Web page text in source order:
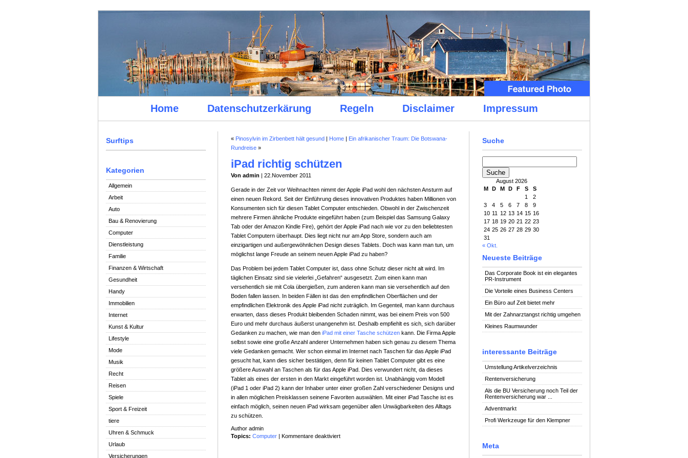
Home Datenschutzerkärung Regeln Disclaimer Impressum
Surftips
Kategorien
Allgemein
Arbeit
Auto
Bau & Renovierung
Computer
Dienstleistung
Familie
Finanzen & Wirtschaft
Gesundheit
Handy
Immobilien
Internet
Kunst & Kultur
Lifestyle
Mode
Musik
Recht
Reisen
Spiele
Sport & Freizeit
tiere
Uhren & Schmuck
Urlaub
Versicherungen
Suche
August 2026
M D M D F S
S
1
2
3
4 5 6 7 8
9
10 11 12 13 14 15 16
17 18 19 20 21 22 23
24 25 26 27 28 29 30
31
« Okt.
Neueste Beiträge
Das Corporate Book ist ein elegantes
PR-Instrument
Die Vorteile eines Business Centers
Ein Büro auf Zeit bietet mehr
Mit der Zahnarztangst richtig umgehen
Kleines Raumwunder
interessante Beiträge
Umstellung Artikelverzeichnis
Rentenversicherung
Als die BU Versicherung noch Teil der
Rentenversicherung war ...
Adventmarkt
Profi Werkzeuge für den Klempner
Meta
« Pinosylvin im Zirbenbett hält gesund | Home | Ein afrikanischer Traum: Die Botswana-
Rundreise »
iPad richtig schützen
Von admin | 22.November 2011
Gerade in der Zeit vor Weihnachten nimmt der Apple iPad wohl den nächsten Ansturm auf
einen neuen Rekord. Seit der Einführung dieses innovativen Produktes haben Millionen von
Konsumenten sich für diesen Tablet Computer entschieden. Obwohl in der Zwischenzeit
mehrere Firmen ähnliche Produkte eingeführt haben (zum Beispiel das Samsung Galaxy
Tab oder der Amazon Kindle Fire), gehört der Apple iPad nach wie vor zu den beliebtesten
Tablet Computern überhaupt. Dies liegt nicht nur am App Store, sondern auch am
einzigartigen und außergewöhnlichen Design dieses Tablets. Doch was kann man tun, um
möglichst lange Freude an seinem neuen Apple iPad zu haben?
Das Problem bei jedem Tablet Computer ist, dass ohne Schutz dieser nicht alt wird. Im
täglichen Einsatz sind sie vielerlei „Gefahren“ ausgesetzt. Zum einen kann man
versehentlich sie mit Cola übergießen, zum anderen kann man sie versehentlich auf den
Boden fallen lassen. In beiden Fällen ist das den empfindlichen Oberflächen und der
empfindlichen Elektronik des Apple iPad nicht zuträglich. Im Gegenteil, man kann durchaus
erwarten, dass dieses Produkt bleibenden Schaden nimmt, was bei einem Preis von 500
Euro und mehr durchaus äußerst unangenehm ist. Deshalb empfiehlt es sich, sich darüber
Gedanken zu machen, wie man den iPad mit einer Tasche schützen kann. Die Firma Apple
selbst sowie eine große Anzahl anderer Unternehmen haben sich genau zu diesem Thema
viele Gedanken gemacht. Wer schon einmal im Internet nach Taschen für das Apple iPad
gesucht hat, kann dies sicher bestätigen, denn für keinen Tablet Computer gibt es eine
größere Auswahl an Taschen als für das Apple iPad. Dies verwundert nicht, da dieses
Tablet als eines der ersten in den Markt eingeführt worden ist. Unabhängig vom Modell
(iPad 1 oder iPad 2) kann der Inhaber unter einer großen Zahl verschiedener Designs und
in allen möglichen Preisklassen seinene Favoriten auswählen. Mit einer iPad Tasche ist es
einfach möglich, seinen neuen iPad wirksam gegenüber allen Unwägbarkeiten des Alltags
zu schützen.
Author admin
Topics: Computer | Kommentare deaktiviertfür